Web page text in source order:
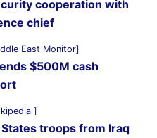
cooperation with
chief
East Monitor]
$500M cash
]
troops from Iraq